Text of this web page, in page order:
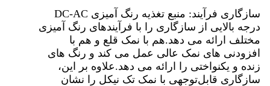
سازگاری فرآیند: منبع تغذیه رنگ آمیزی DC-AC
درجه بالایی از سازگاری را با فرآیندهای رنگ آمیزی
مختلف ارائه می دهد.هم با نمک قلع و هم با
افزودنی های نمک عالی عمل می کند و رنگ های
زنده و یکنواختی را ارائه می دهد.علاوه بر این،
سازگاری قابل‌توجهی با نمک تک نیکل را نشان